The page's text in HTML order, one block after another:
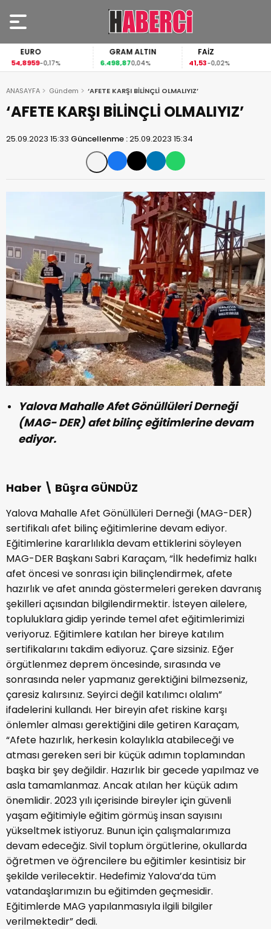
EURO
54,8959-0,17%
GRAM ALTIN
6.498,870,04%
FAİZ
41,53-0,02%
ANASAYFA Gündem ‘AFETE KARŞI BİLİNÇLİ OLMALIYIZ’
‘AFETE KARŞI BİLİNÇLİ OLMALIYIZ’
25.09.2023 15:33 Güncellenme :25.09.2023 15:34
Yalova Mahalle Afet Gönüllüleri Derneği
(MAG- DER) afet bilinç eğitimlerine devam
ediyor.
Haber \ Büşra GÜNDÜZ
Yalova Mahalle Afet Gönüllüleri Derneği (MAG-DER)
sertifikalı afet bilinç eğitimlerine devam ediyor.
Eğitimlerine kararlılıkla devam ettiklerini söyleyen
MAG-DER Başkanı Sabri Karaçam, “İlk hedefimiz halkı
afet öncesi ve sonrası için bilinçlendirmek, afete
hazırlık ve afet anında göstermeleri gereken davranış
şekilleri açısından bilgilendirmektir. İsteyen ailelere,
topluluklara gidip yerinde temel afet eğitimlerimizi
veriyoruz. Eğitimlere katılan her bireye katılım
sertifikalarını takdim ediyoruz. Çare sizsiniz. Eğer
örgütlenmez deprem öncesinde, sırasında ve
sonrasında neler yapmanız gerektiğini bilmezseniz,
çaresiz kalırsınız. Seyirci değil katılımcı olalım”
ifadelerini kullandı. Her bireyin afet riskine karşı
önlemler alması gerektiğini dile getiren Karaçam,
“Afete hazırlık, herkesin kolaylıkla atabileceği ve
atması gereken seri bir küçük adımın toplamından
başka bir şey değildir. Hazırlık bir gecede yapılmaz ve
asla tamamlanmaz. Ancak atılan her küçük adım
önemlidir. 2023 yılı içerisinde bireyler için güvenli
yaşam eğitimiyle eğitim görmüş insan sayısını
yükseltmek istiyoruz. Bunun için çalışmalarımıza
devam edeceğiz. Sivil toplum örgütlerine, okullarda
öğretmen ve öğrencilere bu eğitimler kesintisiz bir
şekilde verilecektir. Hedefimiz Yalova’da tüm
vatandaşlarımızın bu eğitimden geçmesidir.
Eğitimlerde MAG yapılanmasıyla ilgili bilgiler
verilmektedir” dedi.